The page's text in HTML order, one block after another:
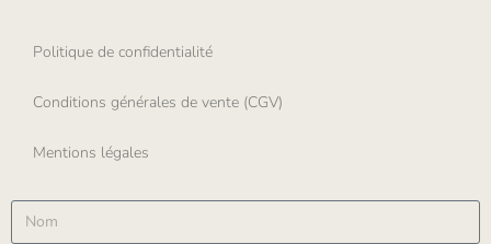
Politique de confidentialité
Conditions générales de vente (CGV)
Mentions légales